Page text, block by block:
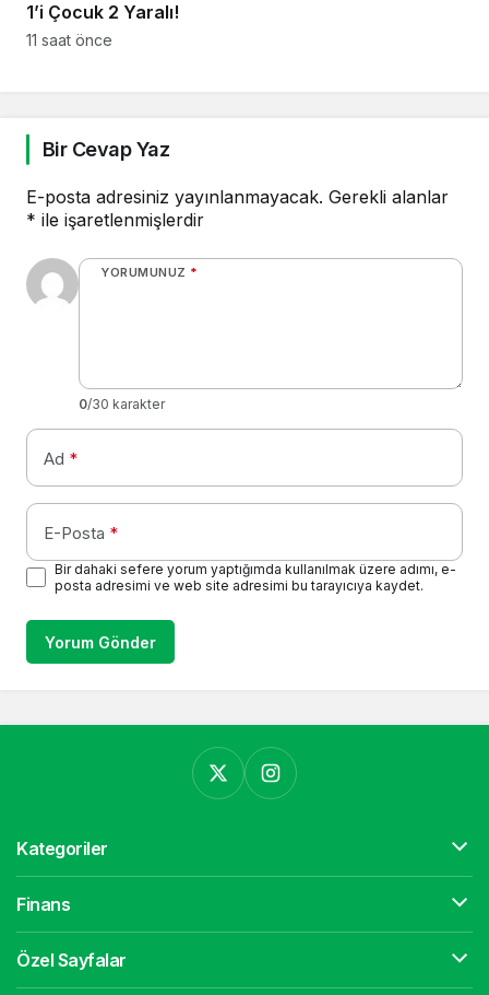
1’i Çocuk 2 Yaralı!
11 saat önce
Bir Cevap Yaz
E-posta adresiniz yayınlanmayacak. Gerekli alanlar
* ile işaretlenmişlerdir
YORUMUNUZ *
0/30 karakter
Ad *
E-Posta *
Bir dahaki sefere yorum yaptığımda kullanılmak üzere adımı, e-
posta adresimi ve web site adresimi bu tarayıcıya kaydet.
Yorum Gönder
Kategoriler
Finans
Özel Sayfalar